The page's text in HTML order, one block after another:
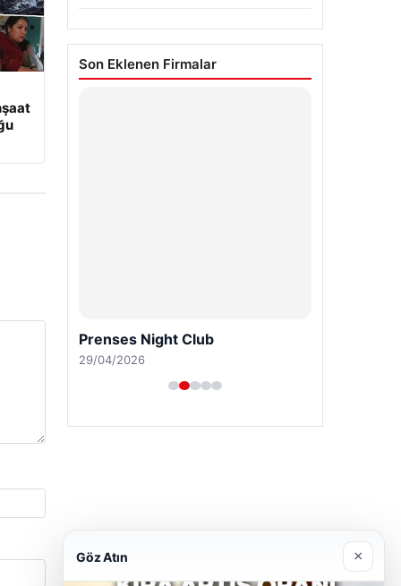
Son Eklenen Firmalar
Prenses Night Club
29/04/2026
Göz Atın ×